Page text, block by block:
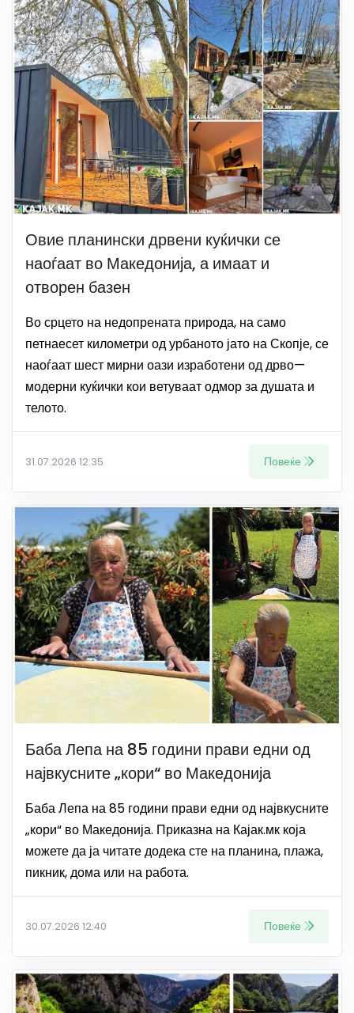
Овие планински дрвени куќички се
наоѓаат во Македонија, а имаат и
отворен базен
Во срцето на недопрената природа, на само
петнаесет километри од урбаното јато на Скопје, се
наоѓаат шест мирни оази изработени од дрво—
модерни куќички кои ветуваат одмор за душата и
телото.
31.07.2026 12:35 Повеќе
Баба Лепа на 85 години прави едни од
највкусните „кори“ во Македонија
Баба Лепа на 85 години прави едни од највкусните
„кори“ во Македонија. Приказна на Кајак.мк која
можете да ја читате додека сте на планина, плажа,
пикник, дома или на работа.
30.07.2026 12:40 Повеќе